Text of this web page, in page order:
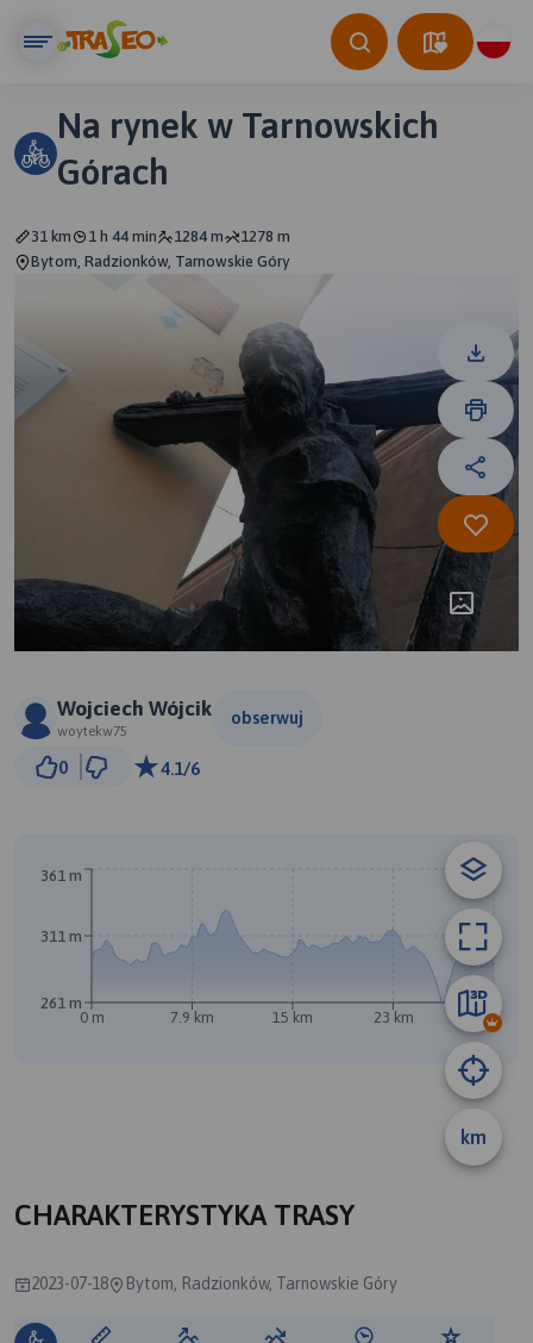
Na rynek w Tarnowskich
Górach
31 km 1 h 44 min 1284 m
1278 m
Bytom, Radzionków, Tarnowskie Góry
Wojciech Wójcik
woytekw75
obserwuj
0 4.1/6
km
0 m 7.9 km 15 km 23 km 31 km
261 m
311 m
361 m
CHARAKTERYSTYKA TRASY
2023-07-18 Bytom, Radzionków, Tarnowskie Góry